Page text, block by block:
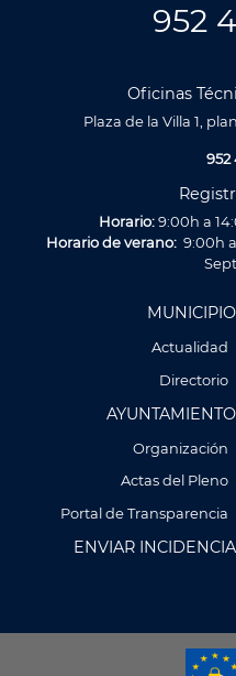
952
Oficinas
Plaza de la Villa 1,
952
Horario:9:00h a
Horario de verano: 9:00h
MUNICIPIO
Actualidad
Directorio
AYUNTAMIENTO
Organización
Actas del Pleno
Portal de Transparencia
ENVIAR INCIDENCIA